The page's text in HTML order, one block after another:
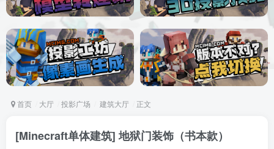
首页 大厅 投影广场 建筑大厅 正文
[Minecraft单体建筑] 地狱门装饰（书本款）